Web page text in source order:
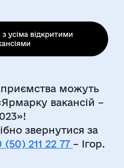
усіма відкритими
можуть
вакансій –
звернутися за
(50) 211 22 77 – Ігор.